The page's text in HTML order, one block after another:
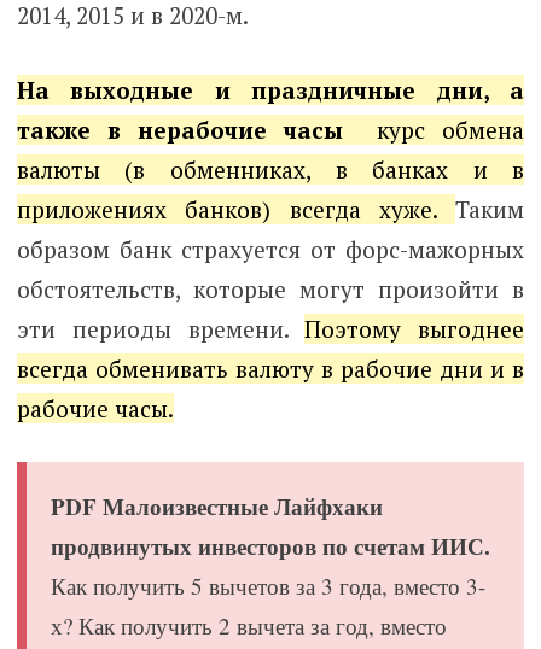
2014, 2015 и в 2020-м.
На выходные и праздничные дни, а
также в нерабочие часы курс обмена
валюты (в обменниках, в банках и в
приложениях банков) всегда хуже.Таким
образом банк страхуется от форс-мажорных
обстоятельств, которые могут произойти в
эти периоды времени.Поэтому выгоднее
всегда обменивать валюту в рабочие дни и в
рабочие часы.
PDF Малоизвестные Лайфхаки
продвинутых инвесторов по счетам ИИС.
Как получить 5 вычетов за 3 года, вместо 3-
х? Как получить 2 вычета за год, вместо